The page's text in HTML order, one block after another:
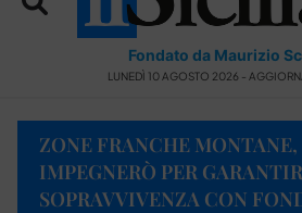
Fondato da Maurizio
LUNEDÌ 10 AGOSTO 2026 -
ZONE FRANCHE MONTANE,
IMPEGNERÒ PER
SOPRAVVIVENZA CON